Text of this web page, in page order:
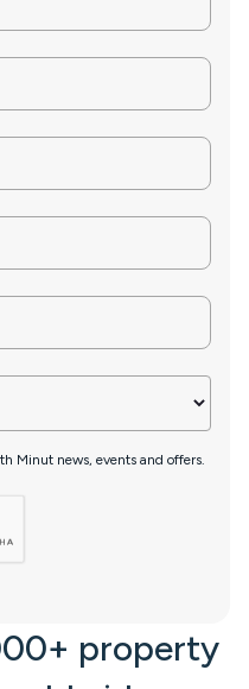
Minut news, events and offers.
property